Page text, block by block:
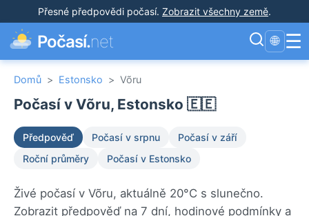
Přesné předpovědi počasí. Zobrazit všechny země.
Počasí.net 🌐 ☰
Domů > Estonsko > Võru
Počasí v Võru, Estonsko 🇪🇪
Předpověď Počasí v srpnu
Počasí v září
Roční průměry
Počasí v Estonsko
Živé počasí v Võru, aktuálně 20°C s slunečno.
Zobrazit předpověď na 7 dní, hodinové podmínky a